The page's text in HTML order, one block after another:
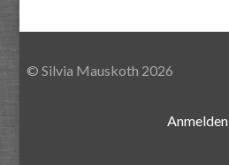
© Silvia Mauskoth 2026
Anmelden